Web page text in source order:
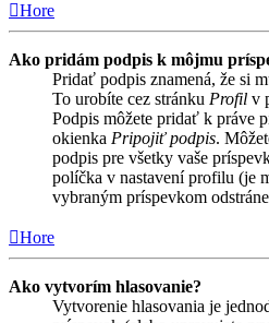
Hore
Ako pridám podpis k môjmu
Pridať podpis znamená, že si
To urobíte cez stránku Profil v
Podpis môžete pridať k práve
okienka Pripojiť podpis.
podpis pre všetky vaše
políčka v nastavení profilu (je
vybraným príspevkom
Hore
Ako vytvorím hlasovanie?
Vytvorenie hlasovania je